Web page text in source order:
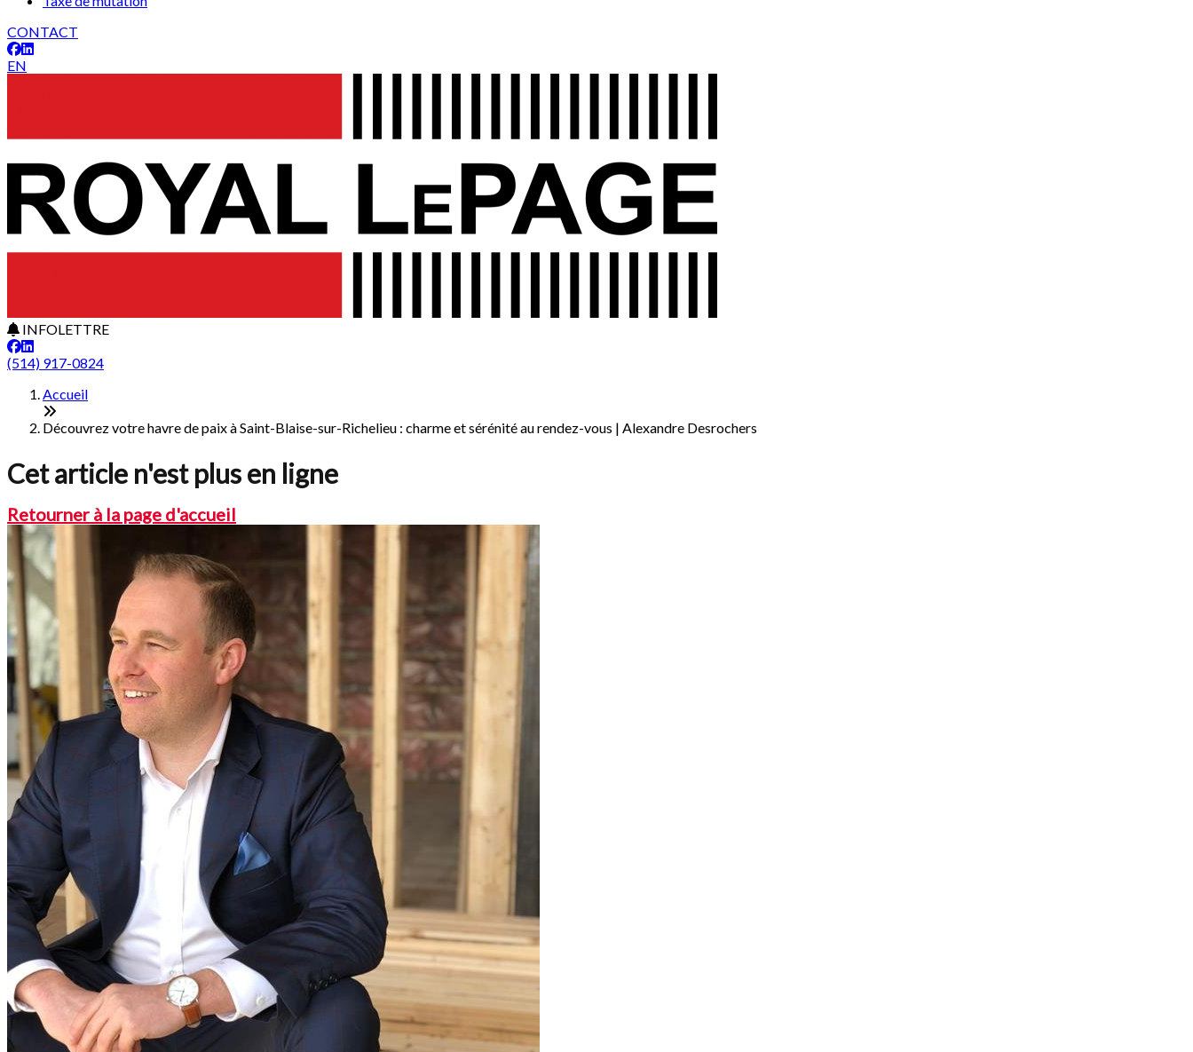
CONTACT
EN
INFOLETTRE
(514) 917-0824
Accueil
Découvrez votre havre de paix à Saint-Blaise-sur-Richelieu : charme et sérénité au rendez-vous | Alexandre Desrochers
Cet article n'est plus en ligne
Retourner à la page d'accueil